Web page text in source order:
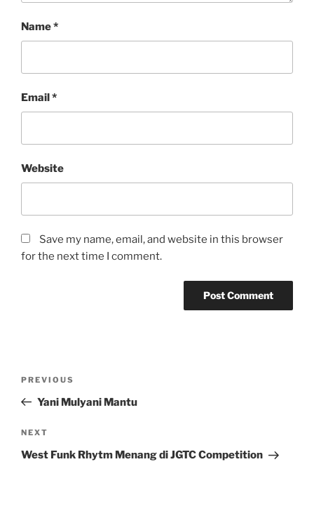
Name*
Email*
Website
Save my name, email, and website in this browser
for the next time I comment.
Previous
Post
PREVIOUS
Yani Mulyani Mantu
Next
Post
NEXT
West Funk Rhytm Menang di JGTC Competition